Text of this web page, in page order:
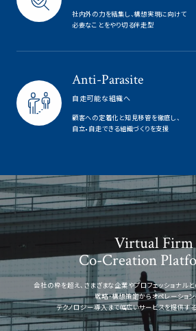
社内外の力を結集し、構想実現に向けて
必要なことをやり切る伴走型
Anti-Parasite
自走可能な組織へ
顧客への定着化と知見移管を徹底し、
自立•自走できる組織づくりを支援
Virtual Firm
Co-Creation
会社の枠を超え、さまざまな企業やプロフェッショナル
戦略・構想策定からオペレーション
テクノロジー導入まで幅広いサービスを提供す